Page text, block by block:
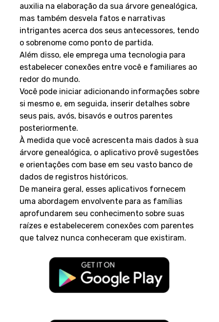
auxilia na elaboração da sua árvore genealógica,
mas também desvela fatos e narrativas
intrigantes acerca dos seus antecessores, tendo
o sobrenome como ponto de partida.
Além disso, ele emprega uma tecnologia para
estabelecer conexões entre você e familiares ao
redor do mundo.
Você pode iniciar adicionando informações sobre
si mesmo e, em seguida, inserir detalhes sobre
seus pais, avós, bisavós e outros parentes
posteriormente.
À medida que você acrescenta mais dados à sua
árvore genealógica, o aplicativo provê sugestões
e orientações com base em seu vasto banco de
dados de registros históricos.
De maneira geral, esses aplicativos fornecem
uma abordagem envolvente para as famílias
aprofundarem seu conhecimento sobre suas
raízes e estabelecerem conexões com parentes
que talvez nunca conheceram que existiram.